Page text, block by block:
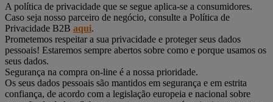
A política de privacidade que se segue aplica-se a consumidores.
Caso seja nosso parceiro de negócio, consulte a Política de
Privacidade B2B aqui.
Prometemos respeitar a sua privacidade e proteger seus dados
pessoais! Estaremos sempre abertos sobre como e porque usamos os
seus dados.
Segurança na compra on-line é a nossa prioridade.
Os seus dados pessoais são mantidos em segurança e em estrita
confiança, de acordo com a legislação europeia e nacional sobre